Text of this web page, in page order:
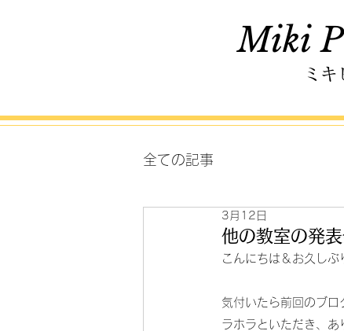
Miki
ミ
全ての記事
他の教室の発
3月12日
こんにちは＆お久しぶ
気付いたら前回のブ
ラホラといただき、あ